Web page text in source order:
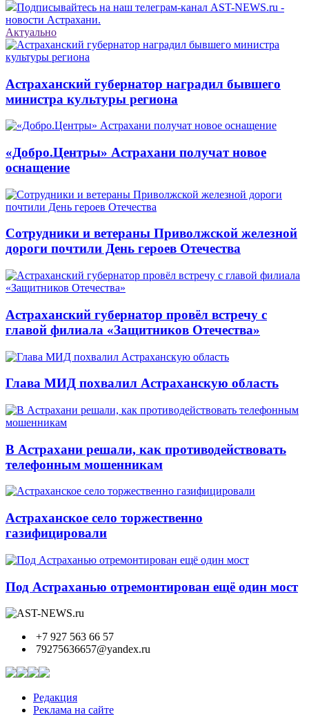
Подписывайтесь на наш телеграм-канал AST-NEWS.ru -
новости Астрахани.
Актуально
Астраханский губернатор наградил бывшего
министра культуры региона
«Добро.Центры» Астрахани получат новое
оснащение
Сотрудники и ветераны Приволжской железной
дороги почтили День героев Отечества
Астраханский губернатор провёл встречу с
главой филиала «Защитников Отечества»
Глава МИД похвалил Астраханскую область
В Астрахани решали, как противодействовать
телефонным мошенникам
Астраханское село торжественно
газифицировали
Под Астраханью отремонтирован ещё один мост
+7 927 563 66 57
79275636657@yandex.ru
Редакция
Реклама на сайте